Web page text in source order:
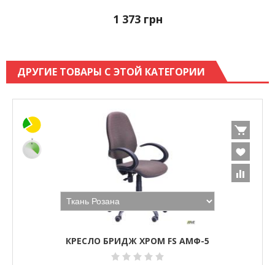
1 373 грн
ДРУГИЕ ТОВАРЫ С ЭТОЙ КАТЕГОРИИ
КРЕСЛО БРИДЖ ХРОМ FS АМФ-5